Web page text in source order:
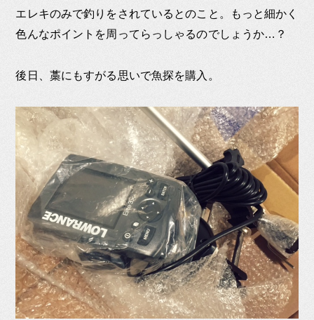
エレキのみで釣りをされているとのこと。もっと細かく
色んなポイントを周ってらっしゃるのでしょうか…？
後日、藁にもすがる思いで魚探を購入。